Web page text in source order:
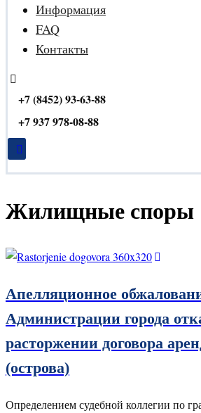
Информация
FAQ
Контакты
+7 (8452) 93-63-88
+7 937 978-08-88
Жилищные споры
Апелляционное
Администрации города
расторжении договора
(острова)
Определением судебной коллегии по